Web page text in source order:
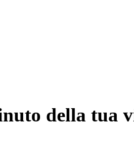
della tua